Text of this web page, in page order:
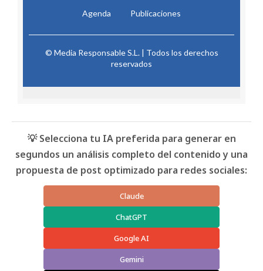
Agenda
Publicaciones
© Media Responsable S.L. | Todos los derechos
reservados
💡 Selecciona tu IA preferida para generar en
segundos un análisis completo del contenido y una
propuesta de post optimizado para redes sociales:
Claude
ChatGPT
Google AI
Gemini